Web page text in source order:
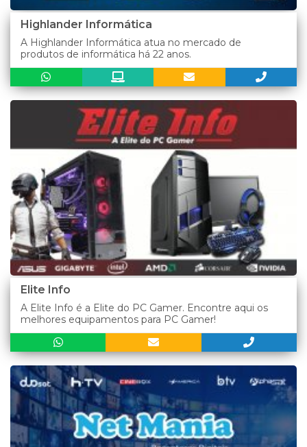
Highlander Informática
A Highlander Informática atua no mercado de
produtos de informática há 22 anos.
Elite Info
A Elite Info é a Elite do PC Gamer. Encontre aqui os
melhores equipamentos para PC Gamer!